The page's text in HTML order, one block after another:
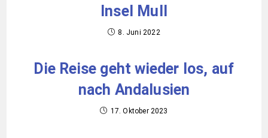
Insel Mull
8. Juni 2022
Die Reise geht wieder los, auf
nach Andalusien
17. Oktober 2023